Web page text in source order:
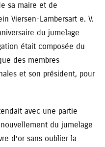
sa maire et de
Viersen-Lambersart e. V.
du jumelage
était composée du
des membres
et son président, pour
avec une partie
du jumelage
d’or sans oublier la